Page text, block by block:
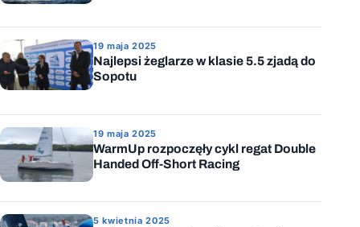
19 maja 2025
Najlepsi żeglarze w klasie 5.5 zjadą do
Sopotu
19 maja 2025
WarmUp rozpoczęły cykl regat Double
Handed Off-Short Racing
5 kwietnia 2025